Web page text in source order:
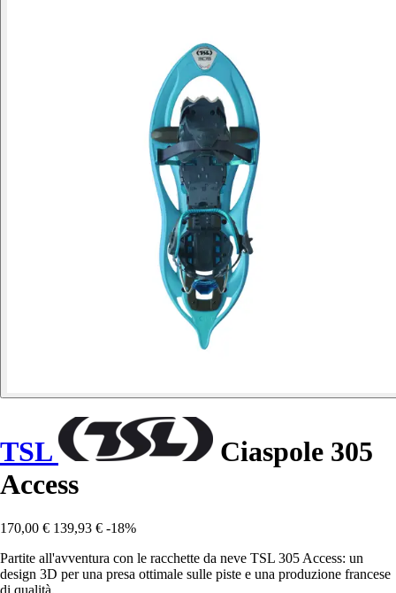
TSL
Ciaspole 305
Access
170,00 € 139,93 € -18%
Partite all'avventura con le racchette da neve TSL 305 Access: un
design 3D per una presa ottimale sulle piste e una produzione francese
di qualità.